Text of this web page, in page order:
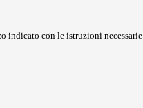
indicato con le istruzioni necessarie.